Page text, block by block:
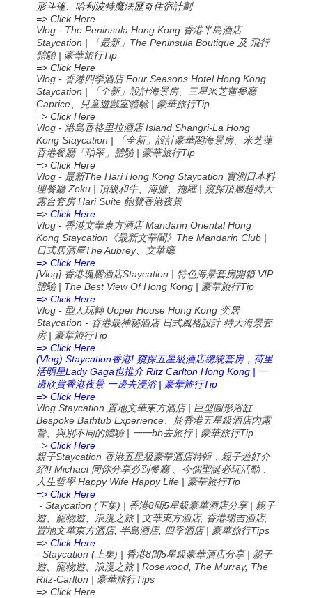
形斗篷、哈利波特魔法歷奇住宿計劃
=> Click Here
Vlog - The Peninsula Hong Kong 香港半島酒店
Staycation | 「最新」The Peninsula Boutique 及 飛行
體驗 | 豪華旅行Tip
=> Click Here
Vlog - 香港四季酒店 Four Seasons Hotel Hong Kong
Staycation | 「全新」設計海景房、三星米芝蓮餐廳
Caprice、兒童遊戲室體驗 | 豪華旅行Tip
=> Click Here
Vlog - 港島香格里拉酒店 Island Shangri-La Hong
Kong Staycation | 「全新」設計豪華閣海景房、米芝蓮
香港餐廳「珀翠」體驗 | 豪華旅行Tip
=> Click Here
Vlog - 最新The Hari Hong Kong Staycation 實測日本料
理餐廳Zoku | 頂級和牛、海膽、拖羅| 窺探頂層超特大
露台套房Hari Suite 飽覽香港夜景
=>Click Here
Vlog - 香港文華東方酒店Mandarin Oriental Hong
Kong Staycation 《最新文華閣》 The Mandarin Club |
日式居酒屋The Aubrey、文華廳
=> Click Here
[Vlog] 香港瑰麗酒店Staycation | 特色海景套房開箱VIP
體驗| The Best View Of Hong Kong | 豪華旅行Tip
=> Click Here
Vlog - 型人玩轉Upper House Hong Kong 奕居
Staycation - 香港最神秘酒店 日式風格設計 特大海景套
房| 豪華旅行Tip
=> Click Here
(Vlog) Staycation香港! 窺探五星級酒店總統套房，荷里
活明星Lady Gaga也推介Ritz Carlton Hong Kong | 一
邊欣賞香港夜景 一邊去浸浴| 豪華旅行Tip
=> Click Here
Vlog Staycation 置地文華東方酒店| 巨型圓形浴缸
Bespoke Bathtub Experience 、於香港五星級酒店內露
營、與別不同的體驗| 一一bb去旅行| 豪華旅行Tip
=>Click Here
親子Staycation 香港五星級豪華酒店特輯，親子遊好介
紹!! Michael 同你分享必到餐廳 、今個聖誕必玩活動
人生哲學Happy Wife Happy Life | 豪華旅行Tip
=> Click Here
- Staycation (下集) | 香港8間5星級豪華酒店分享| 親子
遊、寵物遊、浪漫之旅| 文華東方酒店, 香港瑞吉酒店,
置地文華東方酒店, 半島酒店, 四季酒店| 豪華旅行Tips
=>Click Here
-Staycation (上集) | 香港8間5星級豪華酒店分享| 親子
遊、寵物遊、浪漫之旅| Rosewood, The Murray, The
Ritz-Carlton | 豪華旅行Tips
=> Click Here